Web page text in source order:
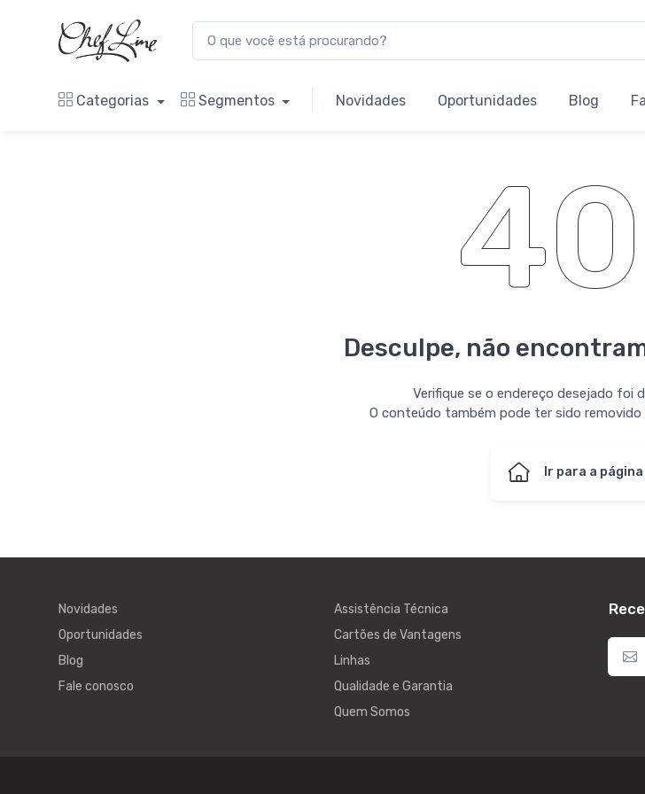
Categorias Segmentos Novidades Oportunidades Blog
Desculpe, não
Verifique se o endereço desejado foi
O conteúdo também pode ter sido
Ir para a página
Novidades
Oportunidades
Blog
Fale conosco
Assistência Técnica
Cartões de Vantagens
Linhas
Qualidade e Garantia
Quem Somos